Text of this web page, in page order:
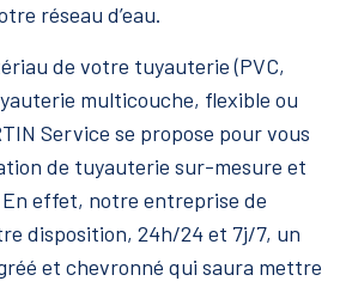
réseau d’eau.
de votre tuyauterie (PVC,
multicouche, flexible ou
Service se propose pour vous
de tuyauterie sur-mesure et
effet, notre entreprise de
disposition, 24h/24 et 7j/7, un
et chevronné qui saura mettre